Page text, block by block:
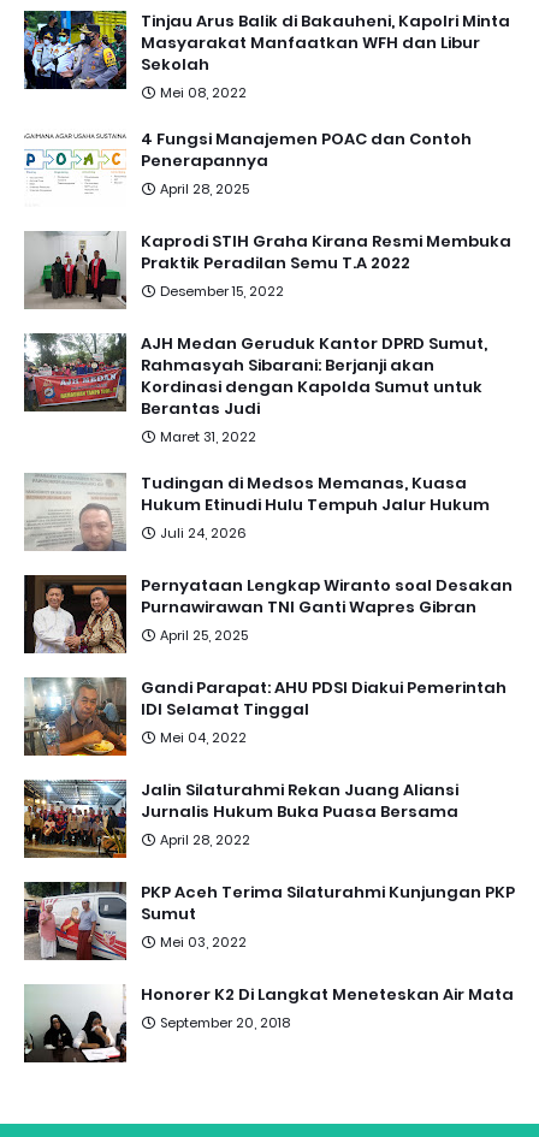
Tinjau Arus Balik di Bakauheni, Kapolri Minta
Masyarakat Manfaatkan WFH dan Libur
Sekolah
Mei 08, 2022
4 Fungsi Manajemen POAC dan Contoh
Penerapannya
April 28, 2025
Kaprodi STIH Graha Kirana Resmi Membuka
Praktik Peradilan Semu T.A 2022
Desember 15, 2022
AJH Medan Geruduk Kantor DPRD Sumut,
Rahmasyah Sibarani: Berjanji akan
Kordinasi dengan Kapolda Sumut untuk
Berantas Judi
Maret 31, 2022
Tudingan di Medsos Memanas, Kuasa
Hukum Etinudi Hulu Tempuh Jalur Hukum
Juli 24, 2026
Pernyataan Lengkap Wiranto soal Desakan
Purnawirawan TNI Ganti Wapres Gibran
April 25, 2025
Gandi Parapat: AHU PDSI Diakui Pemerintah
IDI Selamat Tinggal
Mei 04, 2022
Jalin Silaturahmi Rekan Juang Aliansi
Jurnalis Hukum Buka Puasa Bersama
April 28, 2022
PKP Aceh Terima Silaturahmi Kunjungan PKP
Sumut
Mei 03, 2022
Honorer K2 Di Langkat Meneteskan Air Mata
September 20, 2018